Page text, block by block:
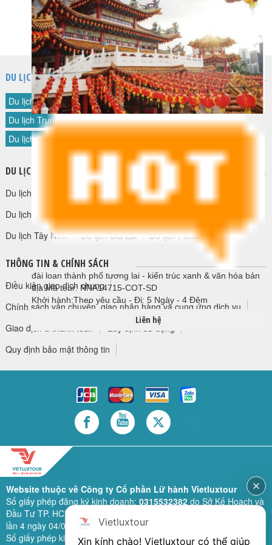
HỘP THƯ GÓP Ý
PROFILE HƯỚNG DẪN VIÊN
TUYỂN DỤNG
LIÊN HỆ
đài loan thành phố tương lai - kiến trúc xanh & văn hóa bản
địaMã tour: NNA14715-COT-SD
Khởi hành:Theo yêu cầu -Đi: 5 Ngày - 4 Đêm
Liên hệ
DU LỊCH NƯỚC NGOÀI
Du lịch Đài Loan Du lịch Hàn Quốc
Du lịch Nhật Bản
Du lịch Trung Quốc
Du lịch Hong Kong
Du lịch Thái Lan
Du lịch Singapore
Du lịch Malaysia Du lịch Ấn độ
DU LỊCH TRONG NƯỚC
Du lịch Cao Bằng Du lịch Quảng Ninh
Du lịch Ninh Bình
Du lịch Đắk Nông
Du lịch Tây Ninh
Du lịch Gia Lai Du lịch Pleiku
THÔNG TIN & CHÍNH SÁCH
Điều kiện giao dịch chung
Chính sách vận chuyển, giao nhận hàng và cung ứng dịch vụ
Giao dịch & thanh toán
Quy định sử dụng
Quy định bảo mật thông tin
Website thuộc về Công ty Cổ phần Lữ hành Vietluxtour
Số giấy phép đăng ký kinh doanh: 0315532382do Sở Kế Hoạch và
Đầu Tư TP. HCM cấp lần đầu ngày 28/02/2019 (sửa đổi bổ sung
lần 4 ngày 04/06/2024).
Số giấy phép kinh doanh lữ hành quốc tế:79-1111/2019/TCDL-GP
Vietluxtour
Xin kính chào! Vietluxtour có thể giúp